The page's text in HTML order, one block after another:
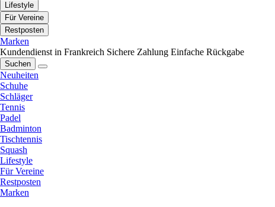
Lifestyle
Für Vereine
Restposten
Marken
Kundendienst in Frankreich Sichere Zahlung Einfache Rückgabe
Suchen
Neuheiten
Schuhe
Schläger
Tennis
Padel
Badminton
Tischtennis
Squash
Lifestyle
Für Vereine
Restposten
Marken